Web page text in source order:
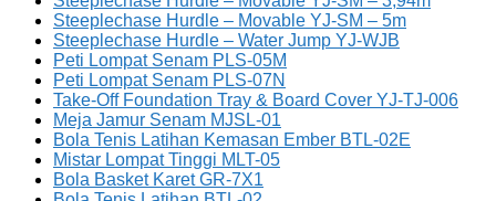
Steeplechase Hurdle – Movable YJ-SM – 5m
Steeplechase Hurdle – Water Jump YJ-WJB
Peti Lompat Senam PLS-05M
Peti Lompat Senam PLS-07N
Take-Off Foundation Tray & Board Cover YJ-TJ-006
Meja Jamur Senam MJSL-01
Bola Tenis Latihan Kemasan Ember BTL-02E
Mistar Lompat Tinggi MLT-05
Bola Basket Karet GR-7X1